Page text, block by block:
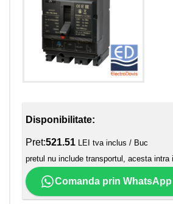
Disponibilitate:
Pret:521.51 LEI tva inclus / Buc
pretul nu include transportul, acesta intra
Comanda prin WhatsApp